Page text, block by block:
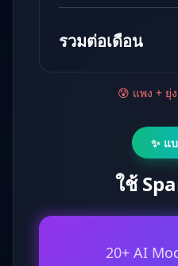
รวมต่อเดือน
😰 แพง + ยุ่
✨ แ
ใช้
20+ AI